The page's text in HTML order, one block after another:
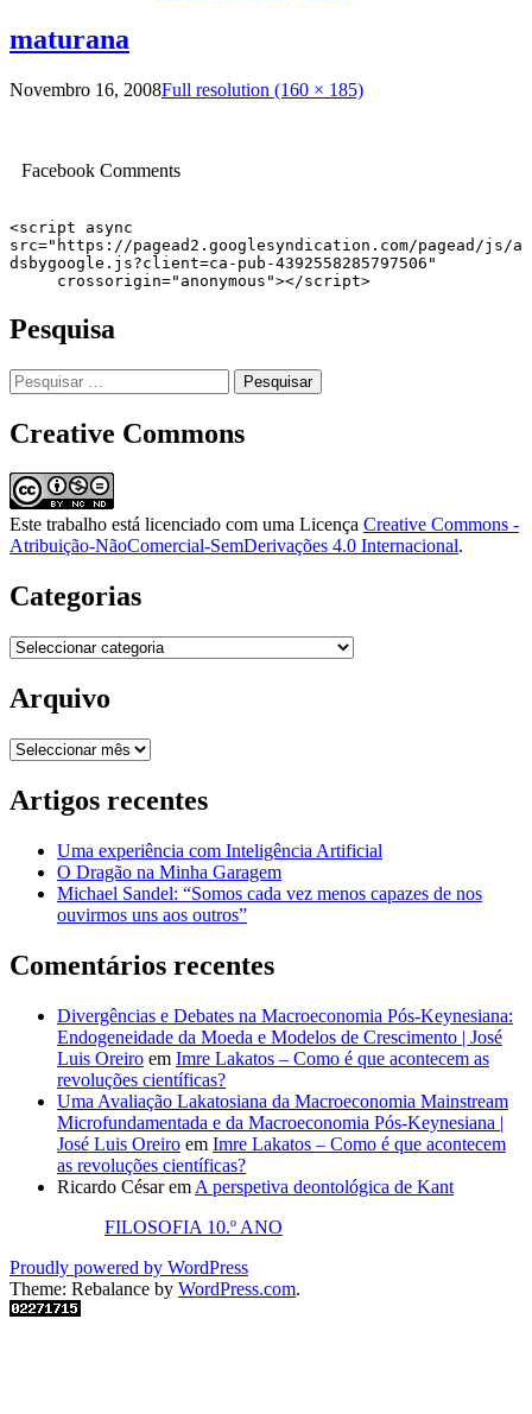
maturana
Novembro 16, 2008Full resolution (160 × 185)
Facebook Comments
<script async
src="https://pagead2.googlesyndication.com/pagead/js/a
dsbygoogle.js?client=ca-pub-4392558285797506"
     crossorigin="anonymous"></script>
Pesquisa
Pesquisar
por:
Creative Commons
Este trabalho está licenciado com uma Licença Creative Commons -
Atribuição-NãoComercial-SemDerivações 4.0 Internacional.
Categorias
Categorias
Arquivo
Arquivo
Artigos recentes
Uma experiência com Inteligência Artificial
O Dragão na Minha Garagem
Michael Sandel: “Somos cada vez menos capazes de nos
ouvirmos uns aos outros”
Comentários recentes
Divergências e Debates na Macroeconomia Pós-Keynesiana:
Endogeneidade da Moeda e Modelos de Crescimento | José
Luis Oreiro em Imre Lakatos – Como é que acontecem as
revoluções científicas?
Uma Avaliação Lakatosiana da Macroeconomia Mainstream
Microfundamentada e da Macroeconomia Pós-Keynesiana |
José Luis Oreiro em Imre Lakatos – Como é que acontecem
as revoluções científicas?
Ricardo Césarem A perspetiva deontológica de Kant
FILOSOFIA 10.º ANO
Proudly powered by WordPress
Theme: Rebalance by WordPress.com.